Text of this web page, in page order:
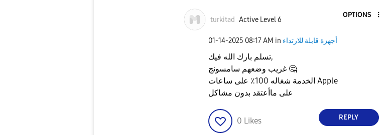
turkitad Active Level 6
OPTIONS
‎01-14-2025 08:17 AM in أجهزة قابلة للارتداء
تسلم بارك الله فيك,
🤔
الخدمة شغاله 100٪ على ساعات Apple
على ماأعتقد بدون مشاكل
0 Likes REPLY